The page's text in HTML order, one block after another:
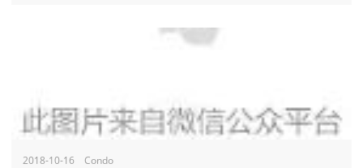
2018-10-16 Condo